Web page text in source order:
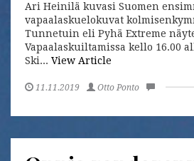
Ari Heinilä kuvasi Suomen
vapaalaskuelokuvat
Tunnetuin eli Pyhä Extreme
Vapaalaskuiltamissa kello 16.00
Ski... View Article
11.11.2019 Otto Ponto